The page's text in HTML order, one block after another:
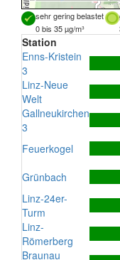
sehr gering belastet
0 bis 35 µg/m³
Station
Enns-Kristein
3
Linz-Neue
Welt
Gallneukirchen
3
Feuerkogel
Grünbach
Linz-24er-
Turm
Linz-
Römerberg
Braunau